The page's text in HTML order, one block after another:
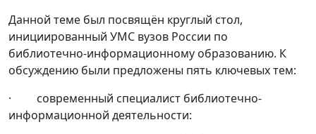
Данной теме был посвящён круглый стол,
инициированный УМС вузов России по
библиотечно-информационному образованию. К
обсуждению были предложены пять ключевых тем:
· современный специалист библиотечно-
информационной деятельности: